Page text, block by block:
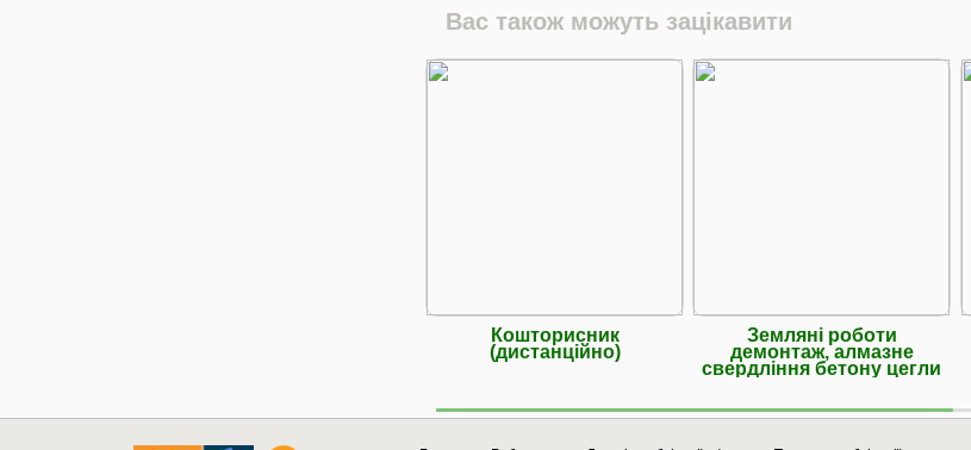
Вас також можуть зацікавити
Кошторисник
(дистанційно)
Земляні роботи
демонтаж, алмазне
свердління бетону цегли